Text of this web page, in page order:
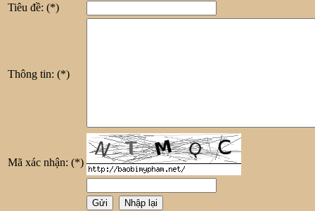
Tiêu đề: (*)
Thông tin: (*)
Mã xác nhận: (*)